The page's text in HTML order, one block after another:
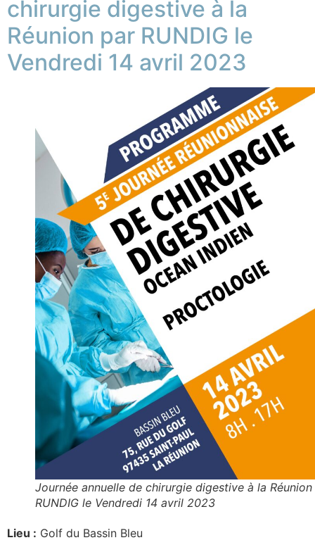
chirurgie digestive à la
Réunion par RUNDIG le
Vendredi 14 avril 2023
Journée annuelle de chirurgie digestive à la
RUNDIG le Vendredi 14 avril 2023
Lieu : Golf du Bassin Bleu